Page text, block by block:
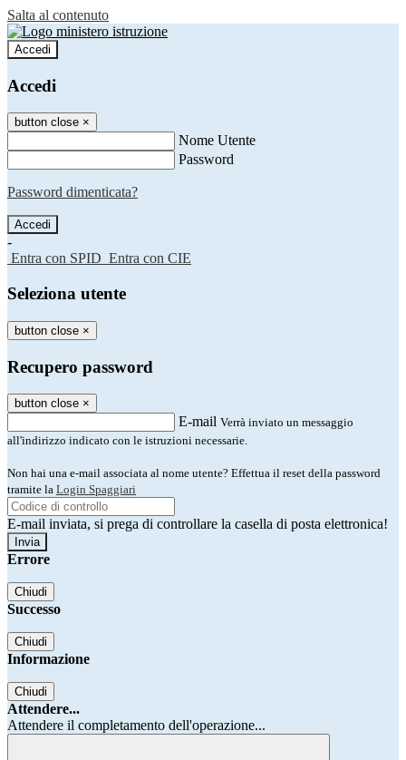
Salta al contenuto
Accedi
Accedi
button close ×
Nome Utente
Password
Password dimenticata?
-
Entra con SPID Entra con CIE
Seleziona utente
button close ×
Recupero password
button close ×
E-mail Verrà inviato un messaggio
all'indirizzo indicato con le istruzioni necessarie.
Non hai una e-mail associata al nome utente? Effettua il reset della password
tramite la Login Spaggiari
E-mail inviata, si prega di controllare la casella di posta elettronica!
Errore
Chiudi
Successo
Chiudi
Informazione
Chiudi
Attendere...
Attendere il completamento dell'operazione...